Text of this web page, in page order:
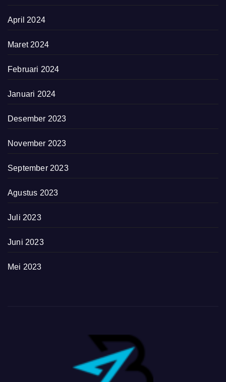
April 2024
Maret 2024
Februari 2024
Januari 2024
Desember 2023
November 2023
September 2023
Agustus 2023
Juli 2023
Juni 2023
Mei 2023